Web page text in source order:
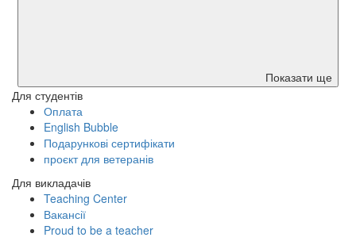
Показати ще
Для студентів
Оплата
English Bubble
Подарункові сертифікати
проєкт для ветеранів
Для викладачів
Teaching Center
Вакансії
Proud to be a teacher